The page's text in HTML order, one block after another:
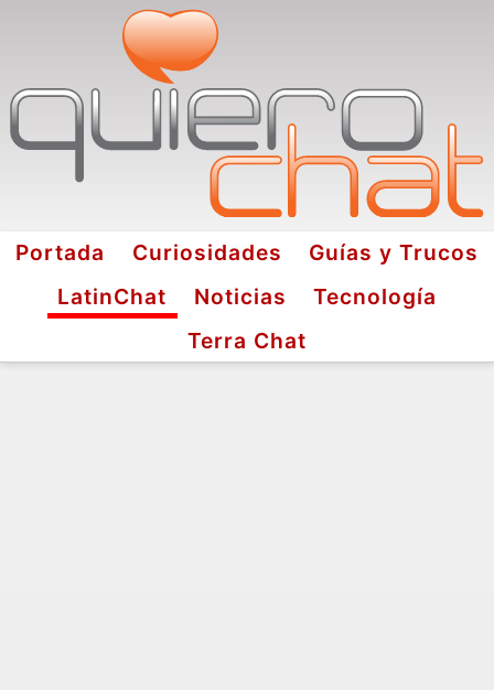
Portada Curiosidades
Guías y Trucos
LatinChat
Noticias
Tecnología
Terra Chat